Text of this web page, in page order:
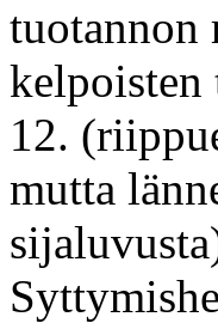
tuotannon
12.
mutta